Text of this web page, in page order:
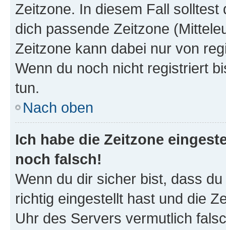
Zeitzone. In diesem Fall solltest
dich passende Zeitzone
Zeitzone kann dabei nur von
Wenn du noch nicht registriert
tun.
Nach oben
Ich habe die Zeitzone
noch falsch!
Wenn du dir sicher bist, dass
richtig eingestellt hast und die
Uhr des Servers vermutlich